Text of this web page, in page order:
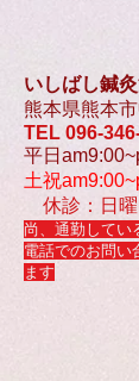
いしばし鍼
熊本県熊本
TEL 096-
平日
土祝
休診：
尚、通勤してい
電話でのお問い
ます